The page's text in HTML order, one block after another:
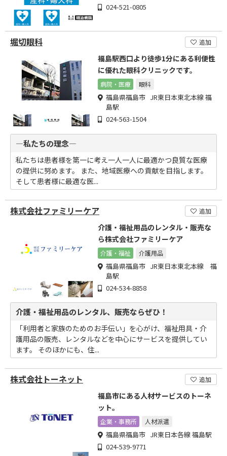
024-521-0805
堀切眼科 追加
福島駅西口より徒歩1分にある利便性
に優れた眼科クリニックです。
病院・医療 眼科
福島県福島市 JR東日本東北本線 福
島駅
024-563-1504
―私たちの理念―
私たちは患者様を第一に考え一人一人に最適かつ良質な医療
の提供に努めます。 また、地域医療への貢献を目指します。
そして患者様に最適な医...
株式会社ファミリーケア 追加
介護・福祉用品のレンタル・販売な
ら株式会社ファミリーケア
介護・福祉 介護用品
福島県福島市 JR東日本東北本線 福
島駅
024-534-8858
介護・福祉用品のレンタル、販売ならぜひ！
「利用者と家族のためのお手伝い」を心がけ、福祉用具・介
護用品の販売、レンタルなどを中心にサービスを提供してい
ます。 そのほかにも、住...
株式会社トーネット 追加
福島市にある人材サービスのトーネ
ット。
企業・事務所 人材派遣
福島県福島市 JR東日本各線 福島駅
024-539-9771